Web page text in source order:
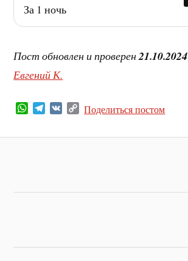
За 1 ночь
Пост обновлен и проверен21.10.2024
Евгений К.
W
p
T
m
V
C
k
Поделиться постом